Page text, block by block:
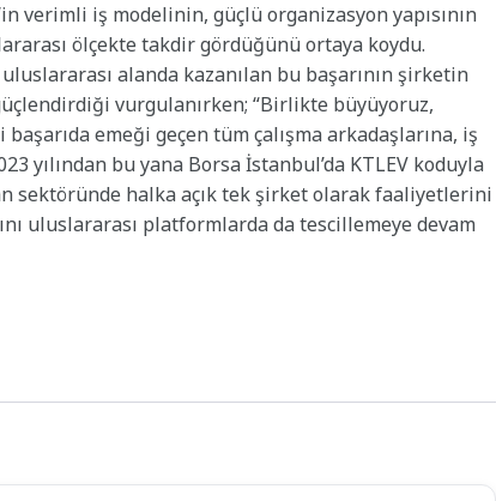
verimli iş modelinin, güçlü organizasyon yapısının
ölçekte takdir gördüğünü ortaya koydu.
alanda kazanılan bu başarının şirketin
vurgulanırken; “Birlikte büyüyoruz,
emeği geçen tüm çalışma arkadaşlarına, iş
yılından bu yana Borsa İstanbul’da KTLEV koduyla
sektöründe halka açık tek şirket olarak faaliyetlerini
uluslararası platformlarda da tescillemeye devam